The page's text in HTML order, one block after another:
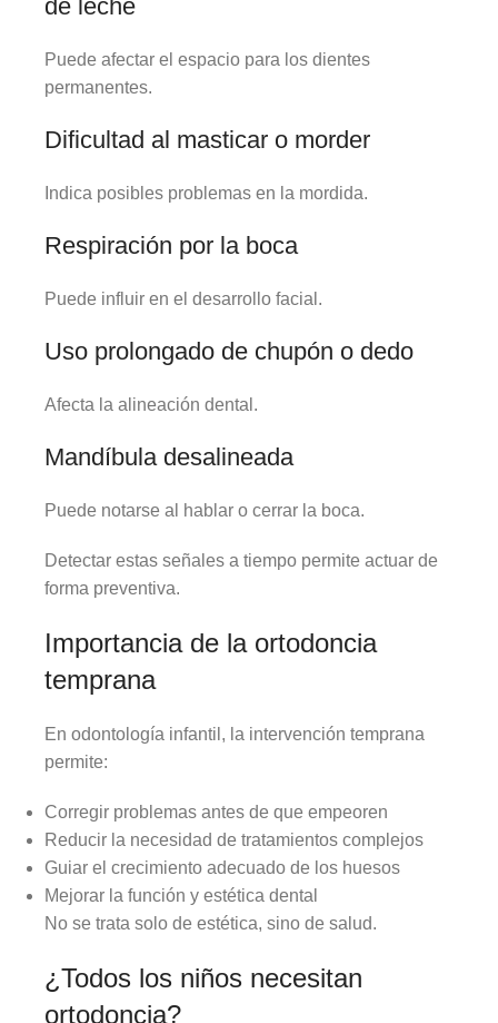
de leche
Puede afectar el espacio para los dientes
permanentes.
Dificultad al masticar o morder
Indica posibles problemas en la mordida.
Respiración por la boca
Puede influir en el desarrollo facial.
Uso prolongado de chupón o dedo
Afecta la alineación dental.
Mandíbula desalineada
Puede notarse al hablar o cerrar la boca.
Detectar estas señales a tiempo permite actuar de
forma preventiva.
Importancia de la ortodoncia
temprana
En odontología infantil, la intervención temprana
permite:
Corregir problemas antes de que empeoren
Reducir la necesidad de tratamientos complejos
Guiar el crecimiento adecuado de los huesos
Mejorar la función y estética dental
No se trata solo de estética, sino de salud.
¿Todos los niños necesitan
ortodoncia?